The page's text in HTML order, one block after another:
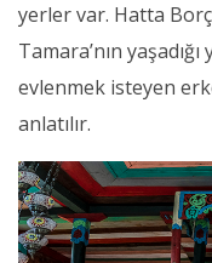
yerler var. Hatta
Tamara’nın
evlenmek isteyen
anlatılır.